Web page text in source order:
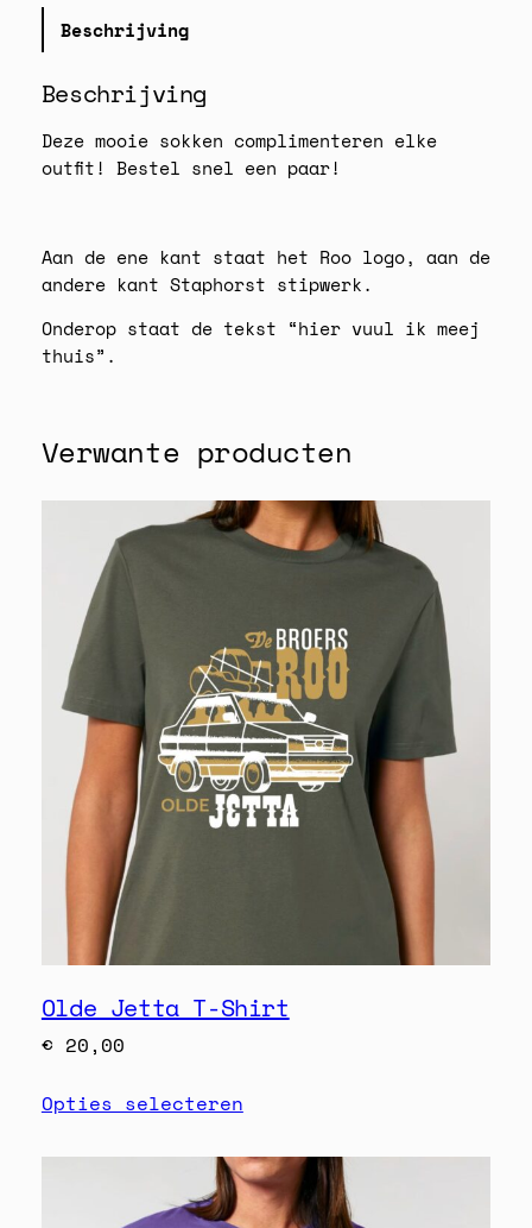
B
e
s
R
S
o
k
e
a
t
Beschrijving
Beschrijving
Deze mooie sokken complimenteren elke
outfit! Bestel snel een paar!
Aan de ene kant staat het Roo logo, aan de
andere kant Staphorst stipwerk.
Onderop staat de tekst “hier vuul ik meej
thuis”.
Verwante producten
Olde Jetta T-Shirt
€ 20,00
Opties selecteren